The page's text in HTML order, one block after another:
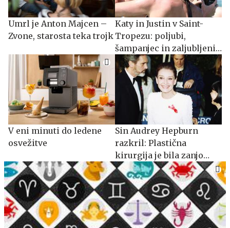
Umrl je Anton Majcen –
Zvone, starosta teka trojk
Katy in Justin v Saint-
Tropezu: poljubi,
šampanjec in zaljubljeni
trenutki
V eni minuti do ledene
osvežitve
Sin Audrey Hepburn
razkril: Plastična
kirurgija je bila zanjo
nesprejemljiva